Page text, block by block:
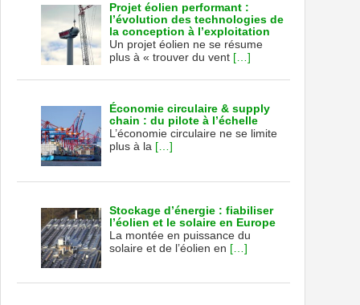
Projet éolien performant :
l’évolution des technologies de
la conception à l’exploitation
Un projet éolien ne se résume
plus à « trouver du vent […]
Économie circulaire & supply
chain : du pilote à l’échelle
L’économie circulaire ne se limite
plus à la […]
Stockage d’énergie : fiabiliser
l’éolien et le solaire en Europe
La montée en puissance du
solaire et de l’éolien en […]